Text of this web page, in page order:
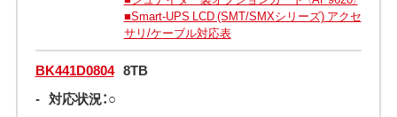
■Smart-UPS LCD (SMT/SMXシリーズ) アクセ
サリ/ケーブル対応表
BK441D0804 8TB
- 対応状況：○